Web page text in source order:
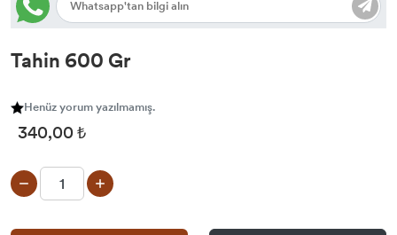
Tahin 600 Gr
Henüz yorum yazılmamış.
340,00 ₺